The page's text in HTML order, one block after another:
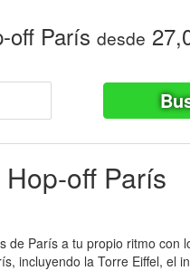
off París desde
off París
de París a tu propio ritmo
incluyendo la Torre Eiffel, el